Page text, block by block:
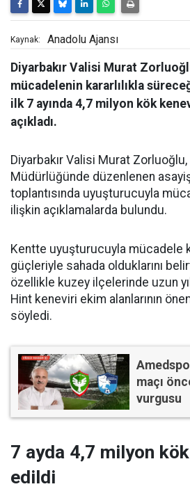
Kaynak: Anadolu Ajansı
Diyarbakır Valisi Murat
mücadelenin kararlılıkla
ilk 7 ayında 4,7 milyon kök
açıkladı.
Diyarbakır Valisi Murat
Müdürlüğünde düzenlenen
toplantısında uyuşturucuyla
ilişkin açıklamalarda bulundu.
Kentte uyuşturucuyla mücadele
güçleriyle sahada olduklarını
özellikle kuzey ilçelerinde uzun
Hint keneviri ekim alanlarının
söyledi.
maçı
vurgusu
7 ayda 4,7 milyon
edildi